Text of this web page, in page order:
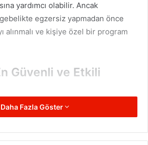
yardımcı olabilir. Ancak
egzersiz yapmadan önce
alınmalı ve kişiye özel bir program
Güvenli ve Etkili
sağlıklı egzersiz arasında ilk sırada
gebeliğin ilk aylarında düzenli
Daha Fazla Göster